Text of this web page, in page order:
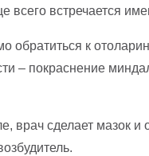
всего встречается
обратиться к
– покраснение
врач сделает мазок